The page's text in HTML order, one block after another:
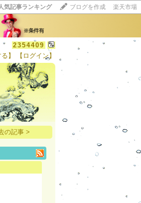
気記事ランキング ブログを作成 楽天市場
2354409
】 【ログイン】
【毎日開催】
15記事にいいね！で1ポイント
-- --
の記事 >